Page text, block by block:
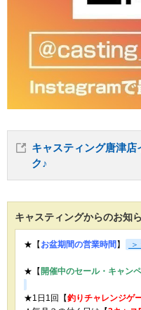
キャスティング唐津店
ク♪
キャスティングからのお知
★【 お盆期間の営業時間 】 ＞
★【 開催中のセール・キャン
★1日1回【釣りチャレンジゲ